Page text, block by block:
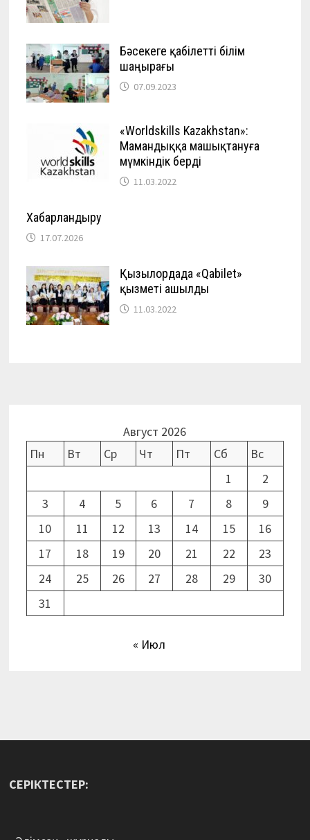
Бәсекеге қабілетті білім
шаңырағы
07.09.2023
«Worldskills Kazakhstan»:
Мамандыққа машықтануға
мүмкіндік берді
11.03.2022
Хабарландыру
17.07.2026
Қызылордада «Qabilet»
қызметі ашылды
11.03.2022
Август 2026
Пн
Вт Ср Чт Пт Сб
Вс
1
2
3
4 5 6 7 8
9
10
11 12 13 14 15
16
17
18 19 20 21 22
23
24
25 26 27 28 29
30
31
« Июл
СЕРІКТЕСТЕР: